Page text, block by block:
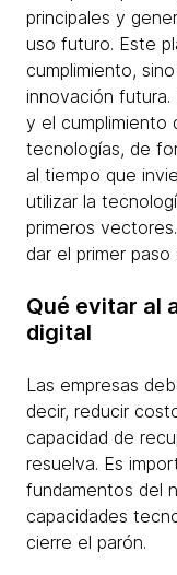
principales y
uso futuro. Este
cumplimiento,
innovación
y el cumplimiento
tecnologías, de
al tiempo que
utilizar la
primeros
dar el primer
Qué evitar al
digital
Las empresas
decir, reducir
capacidad de
resuelva. Es
fundamentos del
capacidades
cierre el parón.